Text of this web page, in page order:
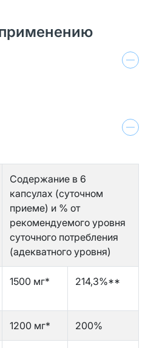
Содержание в 6
капсулах (суточном
приеме) и % от
рекомендуемого уровня
суточного потребления
(адекватного уровня)
1500 мг* 214,3%**
1200 мг* 200%